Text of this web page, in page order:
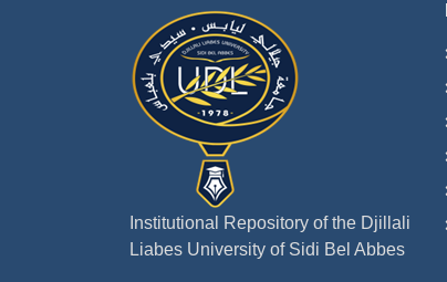
Institutional Repository of the Djillali
Liabes University of Sidi Bel Abbes